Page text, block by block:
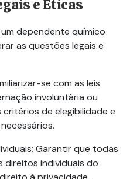
e Éticas
dependente químico
as questões legais e
se com as leis
involuntária ou
de elegibilidade e
Garantir que todas
direitos individuais do